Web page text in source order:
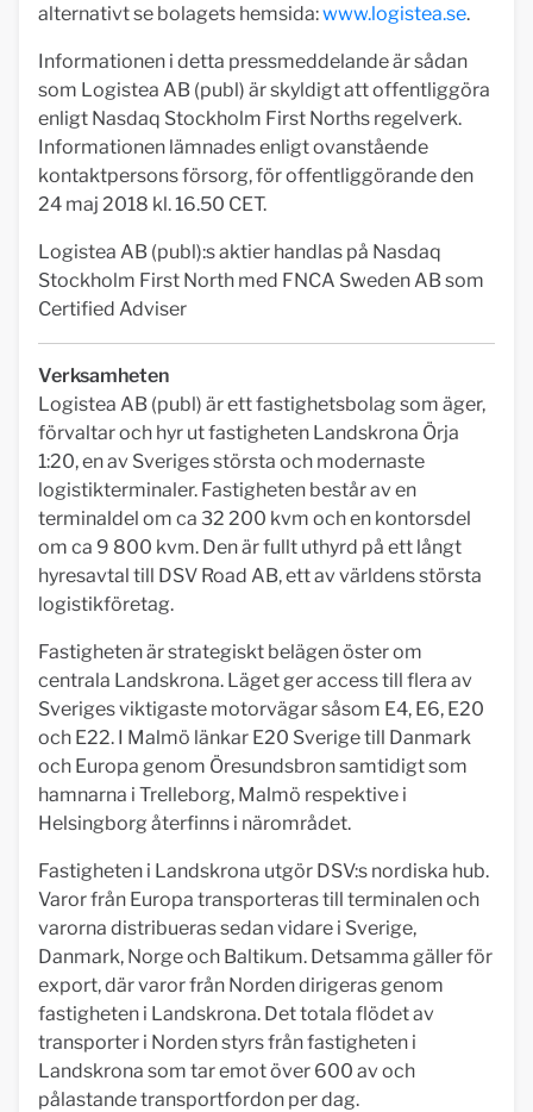
alternativt se bolagets hemsida:www.logistea.se.
Informationen i detta pressmeddelande är sådan
som Logistea AB (publ) är skyldigt att offentliggöra
enligt Nasdaq Stockholm First Norths regelverk.
Informationen lämnades enligt ovanstående
kontaktpersons försorg, för offentliggörande den
24 maj 2018 kl. 16.50 CET.
Logistea AB (publ):s aktier handlas på Nasdaq
Stockholm First North med FNCA Sweden AB som
Certified Adviser
Verksamheten
Logistea AB (publ) är ett fastighetsbolag som äger,
förvaltar och hyr ut fastigheten Landskrona Örja
1:20, en av Sveriges största och modernaste
logistikterminaler. Fastigheten består av en
terminaldel om ca 32 200 kvm och en kontorsdel
om ca 9 800 kvm. Den är fullt uthyrd på ett långt
hyresavtal till DSV Road AB, ett av världens största
logistikföretag.
Fastigheten är strategiskt belägen öster om
centrala Landskrona. Läget ger access till flera av
Sveriges viktigaste motorvägar såsom E4, E6, E20
och E22. I Malmö länkar E20 Sverige till Danmark
och Europa genom Öresundsbron samtidigt som
hamnarna i Trelleborg, Malmö respektive i
Helsingborg återfinns i närområdet.
Fastigheten i Landskrona utgör DSV:s nordiska hub.
Varor från Europa transporteras till terminalen och
varorna distribueras sedan vidare i Sverige,
Danmark, Norge och Baltikum. Detsamma gäller för
export, där varor från Norden dirigeras genom
fastigheten i Landskrona. Det totala flödet av
transporter i Norden styrs från fastigheten i
Landskrona som tar emot över 600 av och
pålastande transportfordon per dag.